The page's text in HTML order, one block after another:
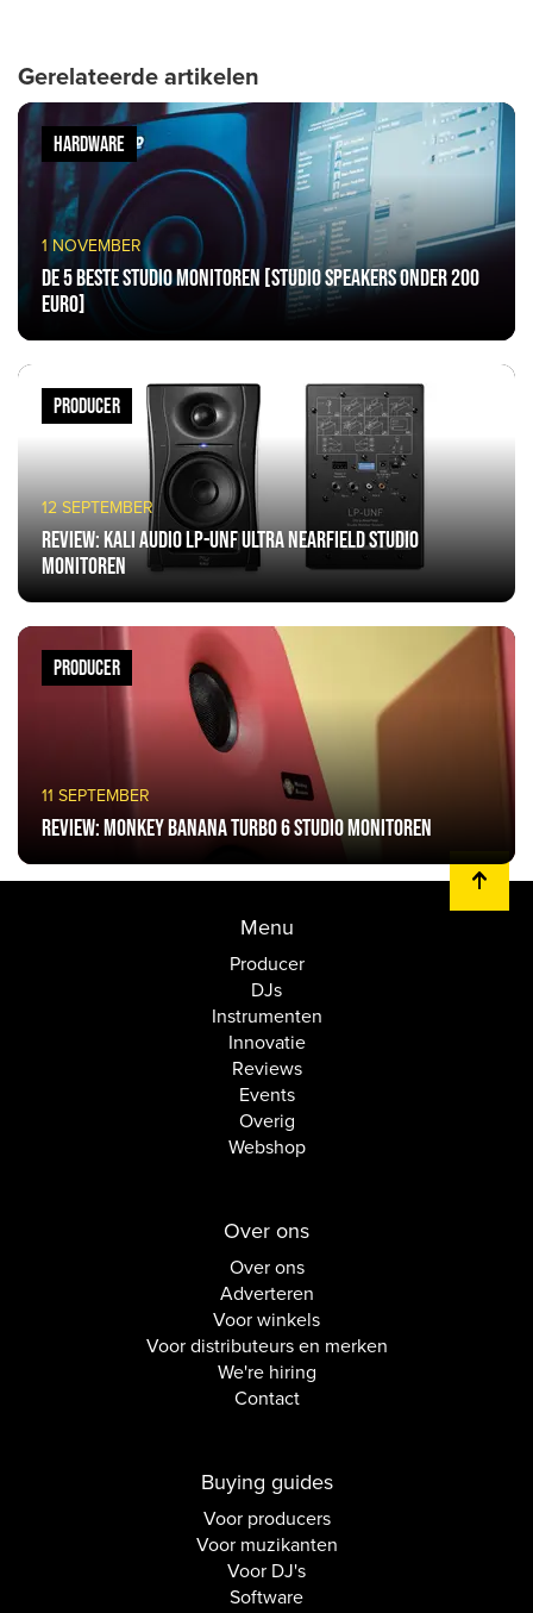
Gerelateerde artikelen
1 NOVEMBER
De 5 beste studio monitoren [STUDIO SPEAKERS ONDER 200
EURO]
HARDWARE
12 SEPTEMBER
Review: Kali Audio LP-UNF Ultra Nearfield Studio
Monitoren
PRODUCER
11 SEPTEMBER
Review: Monkey Banana Turbo 6 Studio monitoren
PRODUCER
Menu
Producer
DJs
Instrumenten
Innovatie
Reviews
Events
Overig
Webshop
Over ons
Over ons
Adverteren
Voor winkels
Voor distributeurs en merken
We're hiring
Contact
Buying guides
Voor producers
Voor muzikanten
Voor DJ's
Software